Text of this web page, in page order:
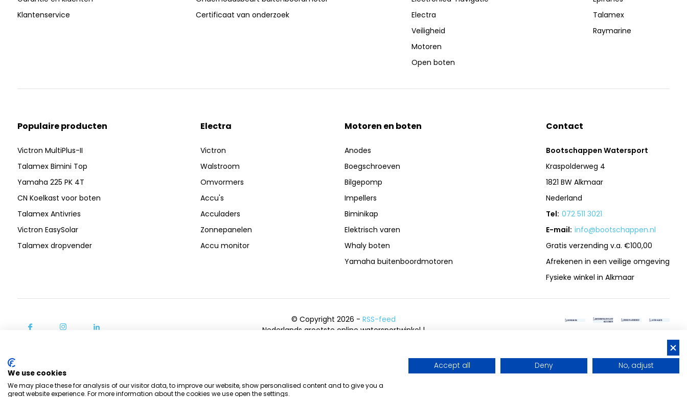
Klantenservice
Certificaat van onderzoek
Electra
Veiligheid
Motoren
Open boten
Talamex
Raymarine
Populaire producten
Victron MultiPlus-II
Talamex Bimini Top
Yamaha 225 PK 4T
CN Koelkast voor boten
Talamex Antivries
Victron EasySolar
Talamex dropvender
Electra
Victron
Walstroom
Omvormers
Accu's
Acculaders
Zonnepanelen
Accu monitor
Motoren en boten
Anodes
Boegschroeven
Bilgepomp
Impellers
Biminikap
Elektrisch varen
Whaly boten
Yamaha buitenboordmotoren
Contact
Bootschappen Watersport
Kraspolderweg 4
1821 BW Alkmaar
Nederland
Tel: 072 511 3021
E-mail: info@bootschappen.nl
Gratis verzending v.a. €100,00
Afrekenen in een veilige omgeving
Fysieke winkel in Alkmaar
© Copyright 2026 - RSS-feed
Nederlands grootste online watersportwinkel |
We use cookies
We may place these for analysis of our visitor data, to improve our website, show personalised content and to give you a
great website experience. For more information about the cookies we use open the settings.
Accept all Deny No, adjust